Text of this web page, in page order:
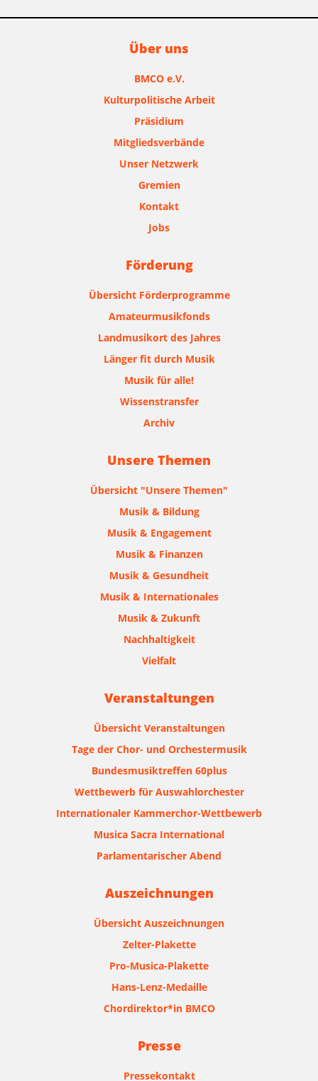
Über uns
BMCO e.V.
Kulturpolitische Arbeit
Präsidium
Mitgliedsverbände
Unser Netzwerk
Gremien
Kontakt
Jobs
Förderung
Übersicht Förderprogramme
Amateurmusikfonds
Landmusikort des Jahres
Länger fit durch Musik
Musik für alle!
Wissenstransfer
Archiv
Unsere Themen
Übersicht "Unsere Themen"
Musik & Bildung
Musik & Engagement
Musik & Finanzen
Musik & Gesundheit
Musik & Internationales
Musik & Zukunft
Nachhaltigkeit
Vielfalt
Veranstaltungen
Übersicht Veranstaltungen
Tage der Chor- und Orchestermusik
Bundesmusiktreffen 60plus
Wettbewerb für Auswahlorchester
Internationaler Kammerchor-Wettbewerb
Musica Sacra International
Parlamentarischer Abend
Auszeichnungen
Übersicht Auszeichnungen
Zelter-Plakette
Pro-Musica-Plakette
Hans-Lenz-Medaille
Chordirektor*in BMCO
Presse
Pressekontakt